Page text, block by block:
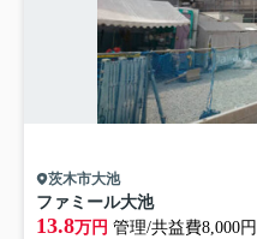
茨木市大池
ファミール大池
13.8万円 管理/共益費8,000円